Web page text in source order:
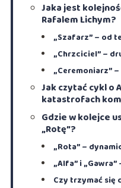
Jaka jest
Rafalem Lichym?
„Szafarz” – od
„Chrzciciel” –
„Ceremoniarz”
Jak czytać cykl o
katastrofach
Gdzie w kolejce
„Rotę”?
„Rota” –
„Alfa” i
Czy trzymać się